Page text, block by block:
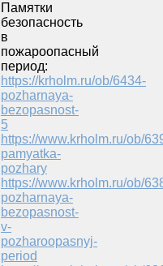
Памятки
безопасность
в
пожароопасный
период:
https://krholm.ru/ob/6434-
pozharnaya-
bezopasnost-
5
https://www.krholm.ru/ob/
pamyatka-
pozhary
https://www.krholm.ru/ob/
pozharnaya-
bezopasnost-
v-
pozharoopasnyj-
period